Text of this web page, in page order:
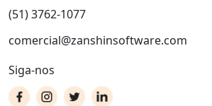
(51) 3762-1077
comercial@zanshinsoftware.com
Siga-nos